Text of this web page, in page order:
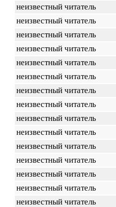
неизвестный читатель
неизвестный читатель
неизвестный читатель
неизвестный читатель
неизвестный читатель
неизвестный читатель
неизвестный читатель
неизвестный читатель
неизвестный читатель
неизвестный читатель
неизвестный читатель
неизвестный читатель
неизвестный читатель
неизвестный читатель
неизвестный читатель